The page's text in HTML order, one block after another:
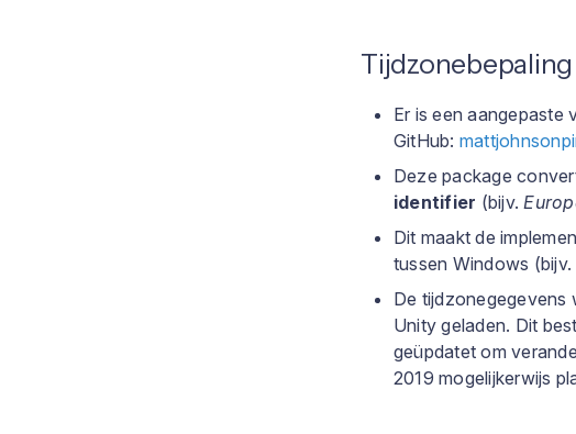
Er is een aangepaste
GitHub:
Deze package
identifier (bijv.
Dit maakt de
tussen Windows (bijv.
De tijdzonegegevens
Unity geladen. Dit
geüpdatet om
2019 mogelijkerwijs